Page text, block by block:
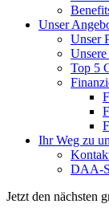
Unser
Unser
Top 5
Ihr Weg zu
DAA-
Jetzt den nächsten